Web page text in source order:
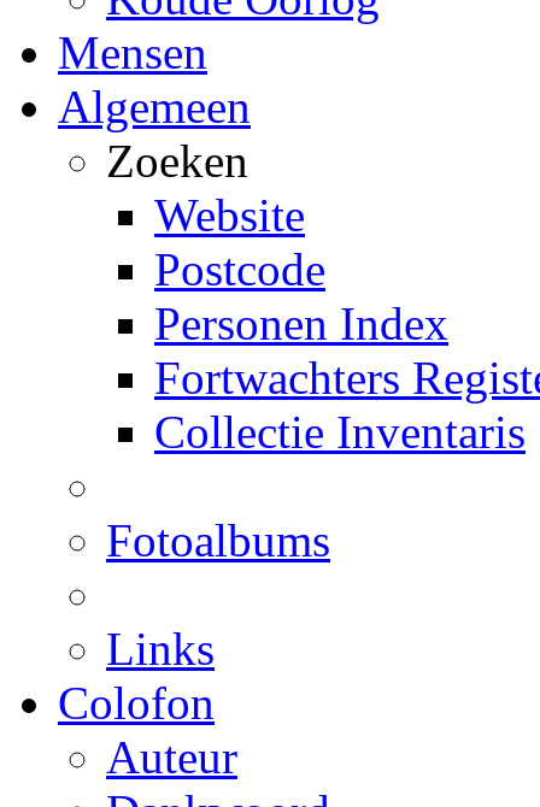
Mensen
Algemeen
Zoeken
Website
Postcode
Personen Index
Fortwachters
Collectie Inventaris
Fotoalbums
Links
Colofon
Auteur